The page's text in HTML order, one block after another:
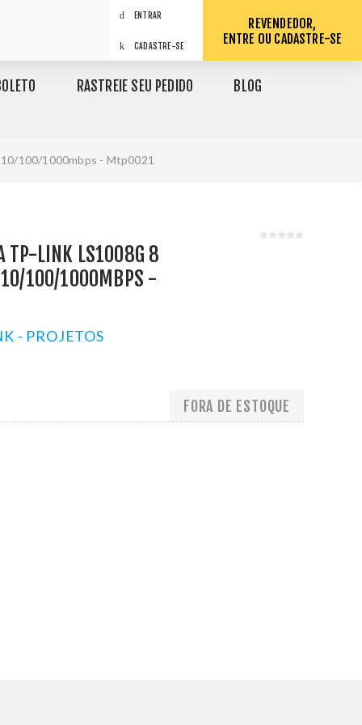
ENTRAR
CADASTRE-SE
REVENDEDOR,
ENTRE OU CADASTRE-SE
RASTREIE SEU PEDIDO BLOG
100/1000mbps - Mtp0021
TP-LINK LS1008G 8
10/100/1000MBPS -
- PROJETOS
FORA DE ESTOQUE